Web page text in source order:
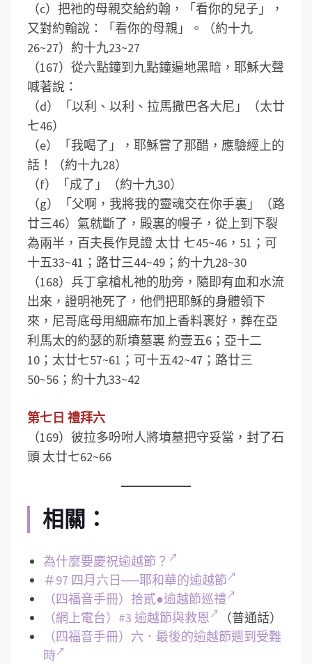
（c）把祂的母親交給約翰，「看你的兒子」，
又對約翰說：「看你的母親」。（約十九
26~27）約十九23~27
（167）從六點鐘到九點鐘遍地黑暗，耶穌大聲
喊著說：
（d）「以利、以利、拉馬撒巴各大尼」（太廿
七46）
（e）「我喝了」，耶穌嘗了那醋，應驗經上的
話！（約十九28）
（f）「成了」（約十九30）
（g）「父啊，我將我的靈魂交在你手裏」（路
廿三46）氣就斷了，殿裏的幔子，從上到下裂
為兩半，百夫長作見證 太廿 七45~46，51；可
十五33~41；路廿三44~49；約十九28~30
（168）兵丁拿槍札祂的肋旁，隨即有血和水流
出來，證明祂死了，他們把耶穌的身體領下
來，尼哥底母用細麻布加上香料裹好，葬在亞
利馬太的約瑟的新墳墓裏 約壹五6；亞十二
10；太廿七57~61；可十五42~47；路廿三
50~56；約十九33~42
第七日 禮拜六
（169）彼拉多吩咐人將墳墓把守妥當，封了石
頭 太廿七62~66
相關：
為什麼要慶祝逾越節？
＃97 四月六日──耶和華的逾越節
（四福音手冊）拾貳●逾越節巡禮
（網上電台）#3 逾越節與救恩
（普通話）
（四福音手冊）六．最後的逾越節週到受難
時